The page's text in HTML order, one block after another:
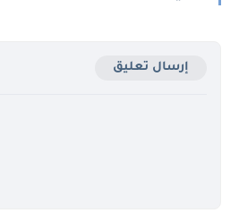
إرسال تعليق